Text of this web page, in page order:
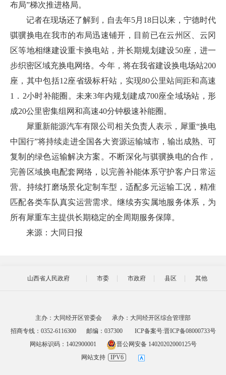
布局”梯次推进格局。
记者在现场还了解到，自去年5月18日以来，宁德时代
骐骥换电在我市的布局迅速铺开，目前已在云州区、云冈
区等地相继建设重卡换电站，并长期规划建设50座，进一
步织密区域充换电网络。今年，将在我省建设换电场站200
座，其中包括12座省级标杆站，实现80公里站间距和高速
1．2小时补能圈。未来3年内规划建成700座全域场站，形
成20公里密集组网和高速40分钟极速补能圈。
犀重新能源汽车有限公司相关负责人表示，犀重“换电
中国行”将持续走进全国各大资源运输城市，输出成熟、可
复制的绿色运输解决方案。不断深化与骐骥换电的合作，
完善区域换电配套网络，以完善补能体系守护客户日常运
营。持续打磨场景化定制车型，适配多元运输工况，精准
匹配各类车队真实运营需求。继续夯实属地服务体系，为
所有犀重车主提供长期稳定的全周期服务保障。
来源：大同日报
山西省人民政府 市委 市政府 县区 其他
主办：大同经开区管委会
承办：大同经开区综合管理部
招商专线：0352-6116300
邮编：037300
ICP备案号:晋ICP备08000733号
网站标识码：1402900001
晋公网安备 14020202000125号
网站支持
IPV6